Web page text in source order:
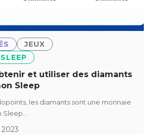
JEUX
et utiliser des diamants
Sleep
les diamants sont une monnaie
Sleep…